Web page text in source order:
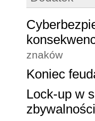
znaków
Koniec
Lock-up w